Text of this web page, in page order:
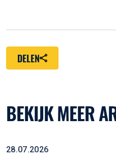
DELEN
BEKIJK MEER
28.07.2026